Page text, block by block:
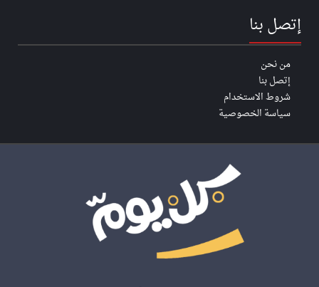
إتصل بنا
من نحن
إتصل بنا
شروط الاستخدام
سياسة الخصوصية